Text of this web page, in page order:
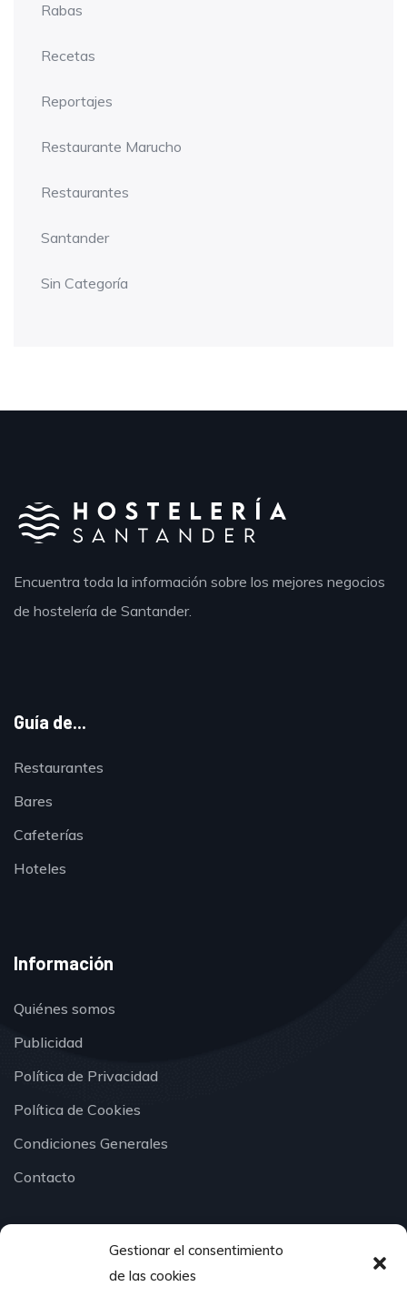
Gestionar el consentimiento
de las cookies
Rabas
Recetas
Reportajes
Restaurante Marucho
Restaurantes
Santander
Sin Categoría
Encuentra toda la información sobre los mejores negocios
de hostelería de Santander.
Guía de...
Restaurantes
Bares
Cafeterías
Hoteles
Información
Quiénes somos
Publicidad
Política de Privacidad
Política de Cookies
Condiciones Generales
Contacto
¿Hablamos?